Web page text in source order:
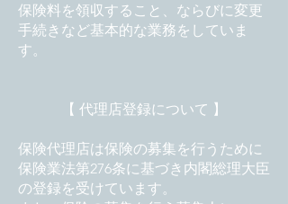
保険料を領収すること、ならびに変更
手続きなど基本的な業務をしていま
す。
【 代理店登録について 】
保険代理店は保険の募集を行うために
保険業法第276条に基づき内閣総理大臣
の登録を受けています。